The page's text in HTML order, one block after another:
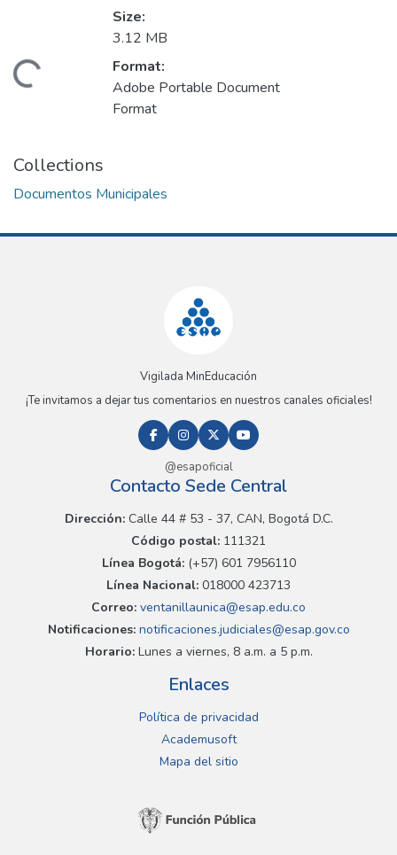
Loading...
Size:
3.12 MB
Format:
Adobe Portable Document
Format
Collections
Documentos Municipales
Vigilada MinEducación
¡Te invitamos a dejar tus comentarios en nuestros canales oficiales!
@esapoficial
Contacto Sede Central
Dirección:Calle 44 # 53 - 37, CAN, Bogotá D.C.
Código postal: 111321
Línea Bogotá:(+57) 601 7956110
Línea Nacional: 018000 423713
Correo: ventanillaunica@esap.edu.co
Notificaciones:notificaciones.judiciales@esap.gov.co
Horario:Lunes a viernes, 8 a.m. a 5 p.m.
Enlaces
Política de privacidad
Academusoft
Mapa del sitio